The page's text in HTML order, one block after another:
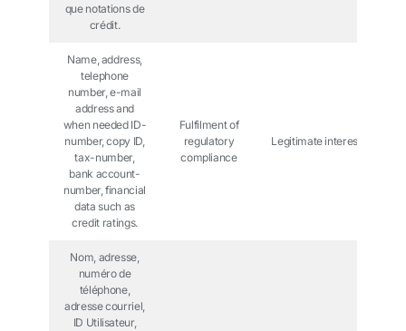
que notations de
crédit.
Name, address,
telephone
number, e-mail
address and
when needed ID-
number, copy ID,
tax-number,
bank account-
number, financial
data such as
credit ratings.
Fulfilment of
regulatory
compliance
Legitimate interest
Nom, adresse,
numéro de
téléphone,
adresse courriel,
ID Utilisateur,